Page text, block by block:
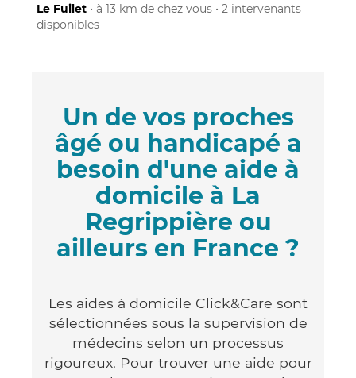
Le Fuilet • à 13 km de chez vous • 2 intervenants
disponibles
Un de vos proches
âgé ou handicapé a
besoin d'une aide à
domicile à La
Regrippière ou
ailleurs en France ?
Les aides à domicile Click&Care sont
sélectionnées sous la supervision de
médecins selon un processus
rigoureux. Pour trouver une aide pour